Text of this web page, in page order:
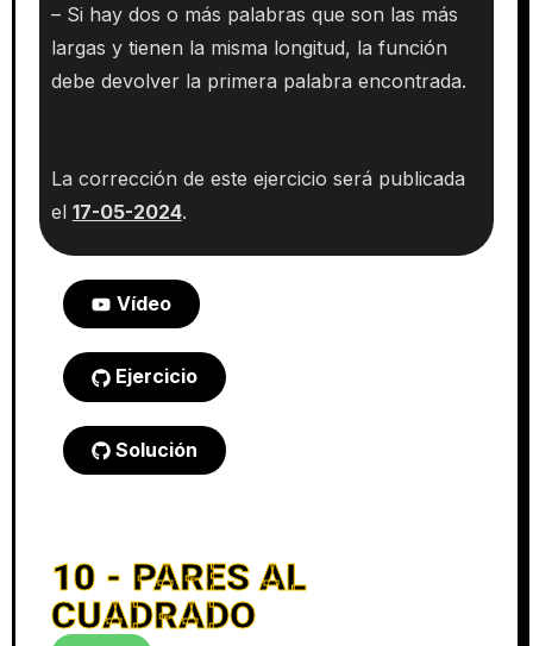
– Si hay dos o más palabras que son las más
largas y tienen la misma longitud, la función
debe devolver la primera palabra encontrada.
La corrección de este ejercicio será publicada
el 17-05-2024.
Vídeo
Ejercicio
Solución
10 - PARES AL
CUADRADO